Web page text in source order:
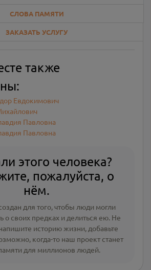
СЛОВА ПАМЯТИ
ЗАКАЗАТЬ УСЛУГУ
также
Евдокимович
Павловна
Павловна
этого человека?
пожалуйста, о
нём.
для того, чтобы люди могли
о своих предках и делиться ею. Не
историю жизни, добавьте
когда-то наш проект станет
для миллионов людей.